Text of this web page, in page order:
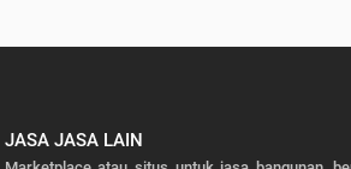
JASA JASA LAIN